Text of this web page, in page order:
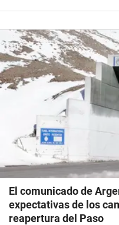
El comunicado de
expectativas de los
reapertura del Paso